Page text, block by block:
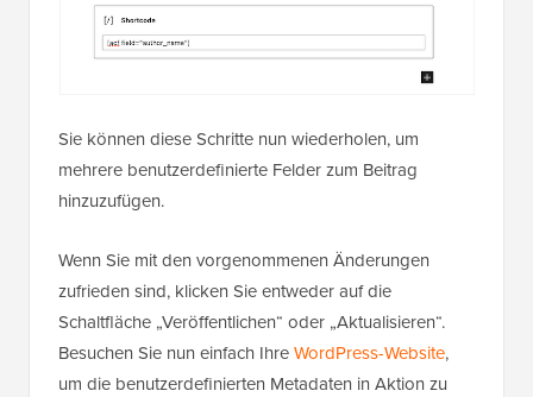
Sie können diese Schritte nun wiederholen, um
mehrere benutzerdefinierte Felder zum Beitrag
hinzuzufügen.
Wenn Sie mit den vorgenommenen Änderungen
zufrieden sind, klicken Sie entweder auf die
Schaltfläche „Veröffentlichen“ oder „Aktualisieren“.
Besuchen Sie nun einfach IhreWordPress-Website,
um die benutzerdefinierten Metadaten in Aktion zu